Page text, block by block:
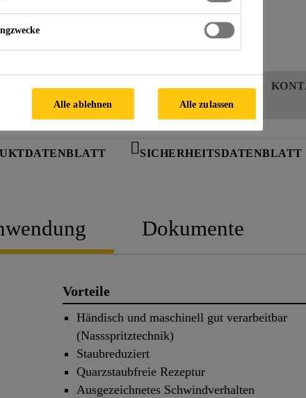
FINDEN SIE IHREN SIKA
BERATER
SICHERHEITSDATENBLATT
Dokumente
Vorteile
Händisch und maschinell gut verarbeitbar
(Nassspritztechnik)
Staubreduziert
Quarzstaubfreie Rezeptur
Ausgezeichnetes Schwindverhalten
Alle ablehnen Alle zulassen